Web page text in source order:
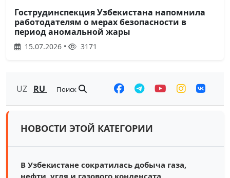
Гострудинспекция Узбекистана напомнила
работодателям о мерах безопасности в
период аномальной жары
15.07.2026 • 3171
UZ RU Поиск
НОВОСТИ ЭТОЙ КАТЕГОРИИ
В Узбекистане сократилась добыча газа,
нефти, угля и газового конденсата